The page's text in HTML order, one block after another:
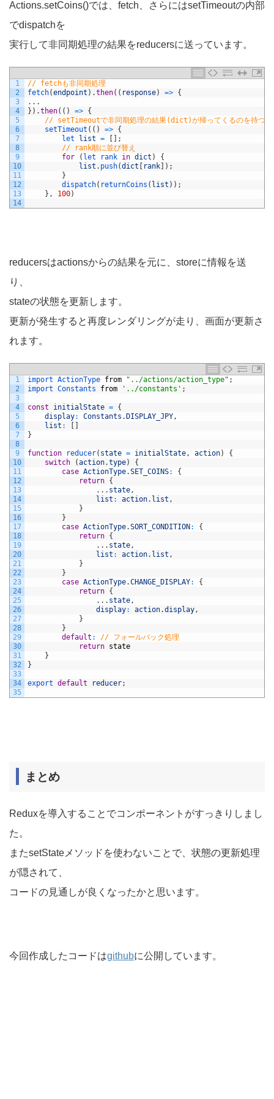
Actions.setCoins()では、fetch、さらにはsetTimeoutの内部
でdispatchを
実行して非同期処理の結果をreducersに送っています。
1
2
3
4
5
6
7
8
9
10
11
12
13
14
// fetchも非同期処理
fetch(endpoint ) .then( ( response) => {
. . .
} ) .then( ( ) => {
// setTimeoutで非同期処理の結果(dict)が帰ってくるのを待つ。
setTimeout ( ( ) => {
let
list =
;
// rank順に並び替え
for
( let rank in dict )
{
list . push(dict rank ) ;
}
dispatch( returnCoins ( list ) ) ;
} , 100)
reducersはactionsからの結果を元に、storeに情報を送
り、
stateの状態を更新します。
更新が発生すると再度レンダリングが走り、画面が更新さ
れます。
1
2
3
4
5
6
7
8
9
10
11
12
13
14
15
16
17
18
19
20
21
22
23
24
25
26
27
28
29
30
31
32
33
34
35
import ActionType from "../actions/action_type" ;
import Constants from '../constants' ;
const initialState = {
display: Constants . DISPLAY_JPY,
list :
}
function reducer( state = initialState, action)
{
switch
(action.type)
{
case ActionType.SET_COINS:
{
return {
. . . state,
list : action. list ,
}
}
case ActionType.SORT_CONDITION :
{
return {
. . . state,
list : action. list ,
}
}
case ActionType.CHANGE_DISPLAY:
{
return {
. . . state,
display: action.display,
}
}
default :
// フォールバック処理
return state
}
}
export default reducer;
まとめ
Reduxを導入することでコンポーネントがすっきりしまし
た。
またsetStateメソッドを使わないことで、状態の更新処理
が隠されて、
コードの見通しが良くなったかと思います。
今回作成したコードはgithubに公開しています。